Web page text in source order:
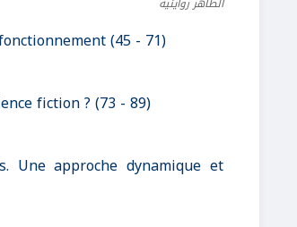
(45 - 71)
fiction ? (73 - 89)
Une approche dynamique et